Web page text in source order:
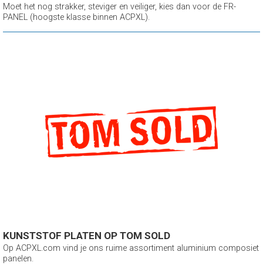
Moet het nog strakker, steviger en veiliger, kies dan voor de FR-
PANEL (hoogste klasse binnen ACPXL).
KUNSTSTOF PLATEN OP TOM SOLD
Op ACPXL.com vind je ons ruime assortiment aluminium composiet
panelen.